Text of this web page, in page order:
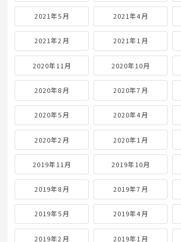
2021年5月 2021年4月
2021年2月 2021年1月
2020年11月 2020年10月
2020年8月 2020年7月
2020年5月 2020年4月
2020年2月 2020年1月
2019年11月 2019年10月
2019年8月 2019年7月
2019年5月 2019年4月
2019年2月 2019年1月